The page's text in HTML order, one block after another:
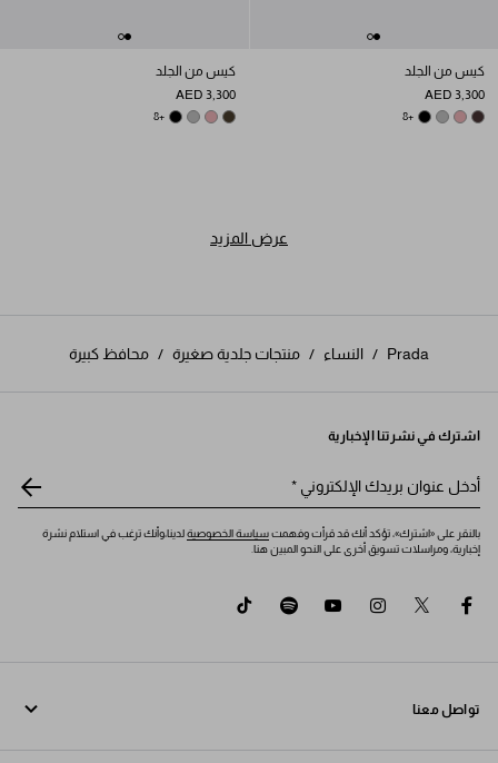
كيس من الجلد
AED 3,300
DARK BROWN
ROSY BLUSH
DARK GREY
BLACK
+8
كيس من الجلد
AED 3,300
FOREST
ROSY BLUSH
DARK GREY
BLACK
+8
عرض المزيد
Prada
/ النساء / منتجات جلدية صغيرة / محافظ كبيرة
اشترك في نشرتنا الإخبارية
أدخل عنوان بريدك الإلكتروني *
بالنقر على «اشترك»، تؤكد أنك قد قرأت وفهمتسياسة الخصوصيةلدينا،وأنك ترغب في استلام نشرة
إخبارية، ومراسلات تسويق أخرى على النحو المبين هنا.
facebook
twitter
instagram
youtube
spotify
تواصل معنا